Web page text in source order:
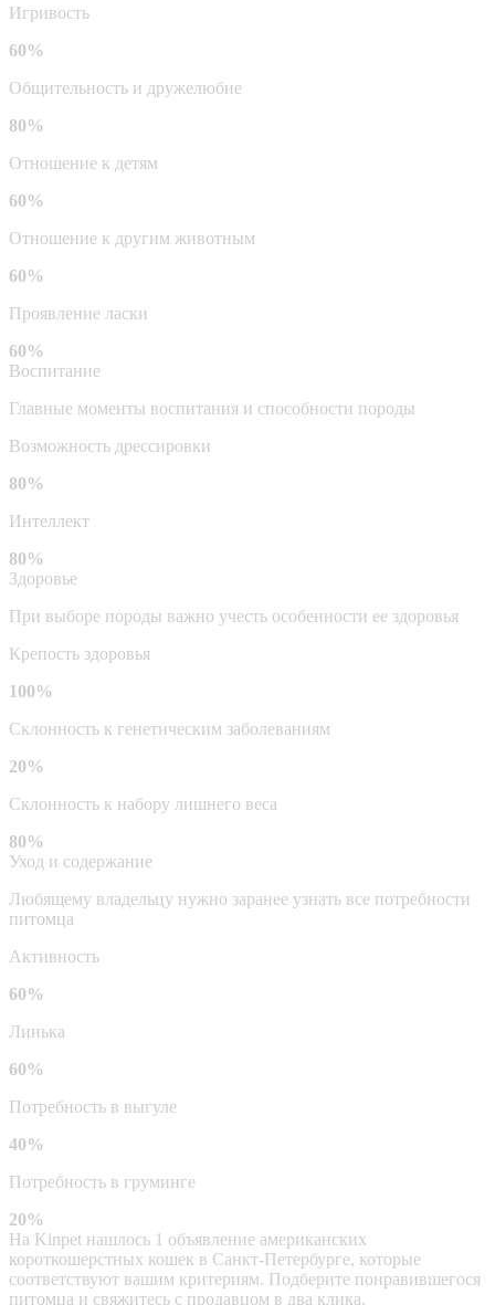
Игривость
60%
Общительность и дружелюбие
80%
Отношение к детям
60%
Отношение к другим животным
60%
Проявление ласки
60%
Воспитание
Главные моменты воспитания и способности породы
Возможность дрессировки
80%
Интеллект
80%
Здоровье
При выборе породы важно учесть особенности ее здоровья
Крепость здоровья
100%
Склонность к генетическим заболеваниям
20%
Склонность к набору лишнего веса
80%
Уход и содержание
Любящему владельцу нужно заранее узнать все потребности
питомца
Активность
60%
Линька
60%
Потребность в выгуле
40%
Потребность в груминге
20%
На Kinpet нашлось 1 объявление американских
короткошерстных кошек в Санкт-Петербурге, которые
соответствуют вашим критериям. Подберите понравившегося
питомца и свяжитесь с продавцом в два клика.